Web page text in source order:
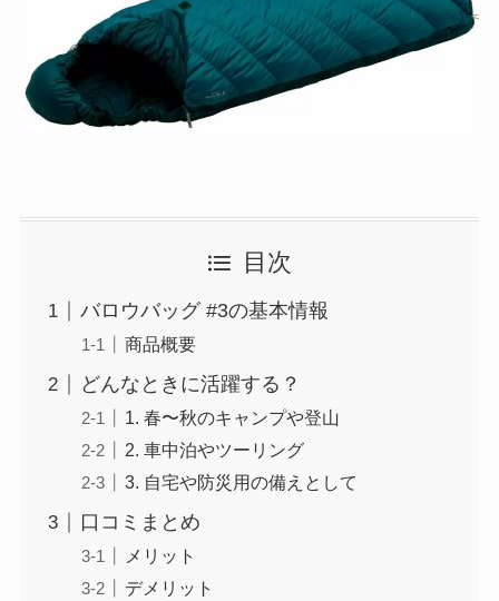
目次
バロウバッグ #3の基本情報
商品概要
どんなときに活躍する？
1. 春〜秋のキャンプや登山
2. 車中泊やツーリング
3. 自宅や防災用の備えとして
口コミまとめ
メリット
デメリット